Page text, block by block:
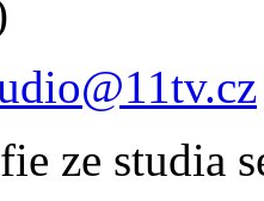
ze studia